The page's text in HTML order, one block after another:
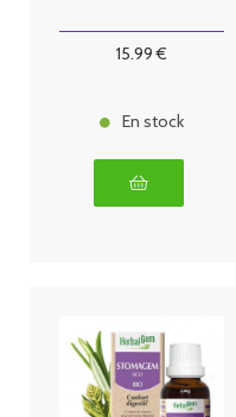
15.99 €
En stock